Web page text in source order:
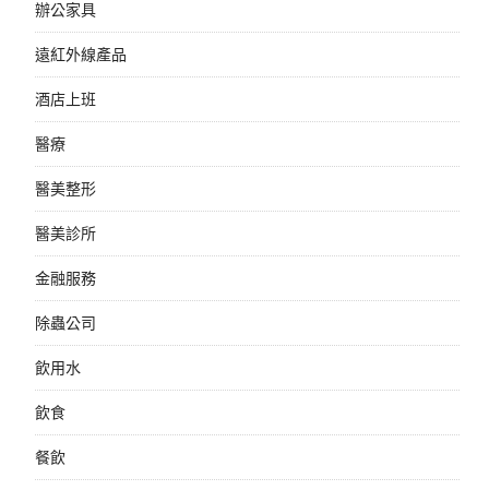
辦公家具
遠紅外線產品
酒店上班
醫療
醫美整形
醫美診所
金融服務
除蟲公司
飲用水
飲食
餐飲